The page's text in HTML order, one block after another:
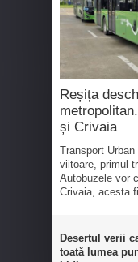
Reșița
și Crivaia
Transport
viitoare, primul
Autobuzele vor
Crivaia, acesta
Desertul verii
toată lumea